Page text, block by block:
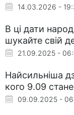
14.03.2026 -
В ці дати
шукайте свій
21.09.2025 -
Найсильніша
кого 9.09
09.09.2025 -